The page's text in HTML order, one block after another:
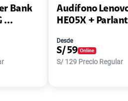
Bank
...
Audífono
HE05X +
Desde
S/ 59
S/ 129 Precio Regular